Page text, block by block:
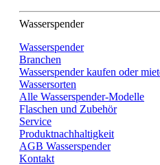
Wasserspender
Wasserspender
Branchen
Wasserspender kaufen oder
Wassersorten
Alle Wasserspender-Modelle
Flaschen und Zubehör
Service
Produktnachhaltigkeit
AGB Wasserspender
Kontakt